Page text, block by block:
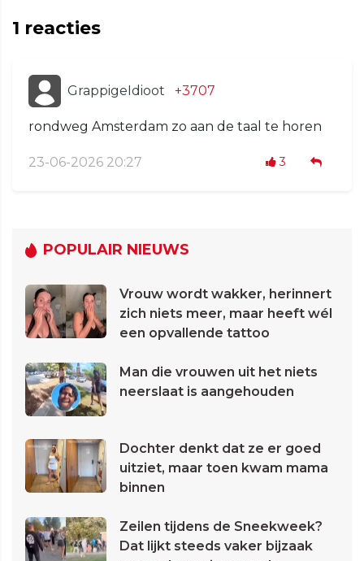
1 reacties
GrappigeIdioot +3707
rondweg Amsterdam zo aan de taal te horen
23-06-2026 20:27 3
POPULAIR NIEUWS
Vrouw wordt wakker, herinnert
zich niets meer, maar heeft wél
een opvallende tattoo
Man die vrouwen uit het niets
neerslaat is aangehouden
Dochter denkt dat ze er goed
uitziet, maar toen kwam mama
binnen
Zeilen tijdens de Sneekweek?
Dat lijkt steeds vaker bijzaak